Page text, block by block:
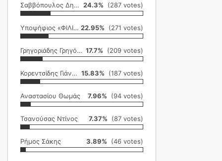
Σαββόπουλος Δημήτρης 24.3% (287 votes)
Υποψήφιος «ΦΙΛΙΚΗ ΕΤΑΙΡΕΙΑ» 22.95% (271 votes)
Γρηγοριάδης Γρηγόρης 17.7% (209 votes)
Κορεντσίδης Γιάννης 15.83% (187 votes)
Αναστασίου Θωμάς 7.96% (94 votes)
Τσανούσας Ντίνος 7.37% (87 votes)
Ρήμος Σάκης 3.89% (46 votes)